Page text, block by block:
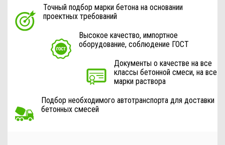
Точный подбор марки бетона на основании
проектных требований
Высокое качество, импортное
оборудование, соблюдение ГОСТ
Документы о качестве на все
классы бетонной смеси, на все
марки раствора
Подбор необходимого автотранспорта для доставки
бетонных смесей